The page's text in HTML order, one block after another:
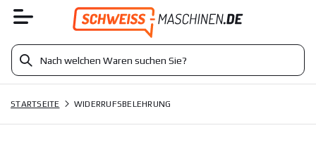
STARTSEITE WIDERRUFSBELEHRUNG